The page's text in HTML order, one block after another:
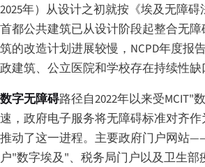
2025年）从设计之初就按《埃及无障
首都公共建筑已从设计阶段起整合无
筑的改造计划进展较慢，NCPD年度报
政建筑、公立医院和学校存在持续性缺
数字无障碍路径自2022年以来受MCIT"
速，政府电子服务将无障碍标准对齐
推动了这一进程。主要政府门户网站
户"数字埃及"、税务局门户以及卫生